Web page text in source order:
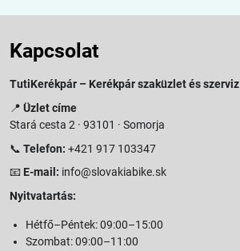
Kapcsolat
TutiKerékpár – Kerékpár szaküzlet és szerviz
📍 Üzlet címe
Stará cesta 2 · 93101 · Somorja
📞 Telefon: +421 917 103347
📧 E-mail: info@slovakiabike.sk
Nyitvatartás:
Hétfő–Péntek: 09:00–15:00
Szombat: 09:00–11:00